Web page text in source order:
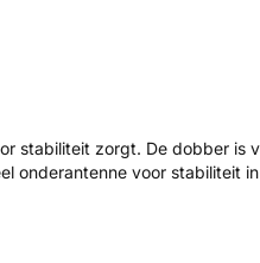
stabiliteit zorgt. De dobber
voor stabiliteit